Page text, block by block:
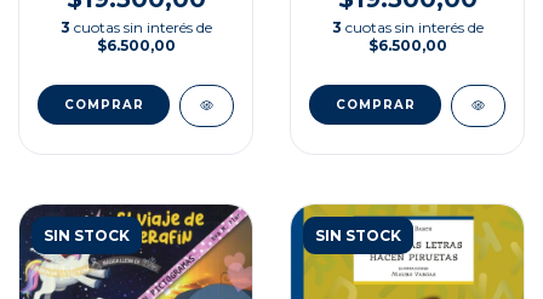
3 cuotas sin interés de
$6.500,00
3 cuotas sin interés de
$6.500,00
SIN STOCK SIN STOCK